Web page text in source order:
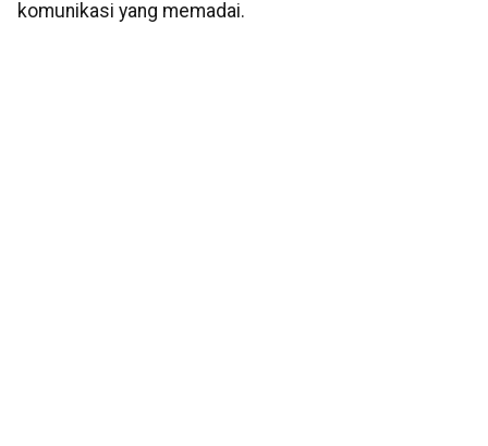
komunikasi yang memadai.